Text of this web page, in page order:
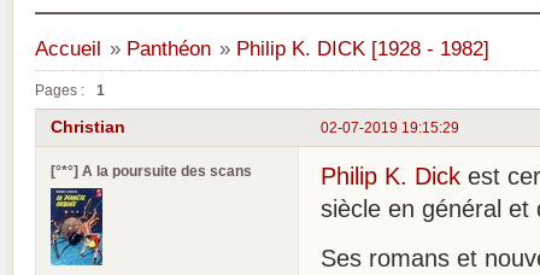
Accueil » Panthéon » Philip K. DICK [1928 - 1982]
Pages : 1
02-07-2019 19:15:29
Christian
[°*°] A la poursuite des scans Philip K. Dick est
siècle en général et
Ses romans et